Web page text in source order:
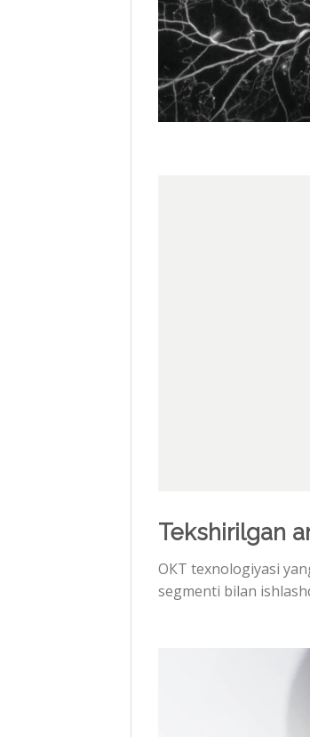
Tekshirilgan
ОКТ texnologiyasi
segmenti bilan